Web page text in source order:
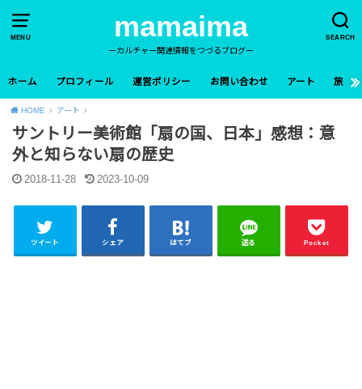
MENU SEARCH
mamaima
ーカルチャー関連情報をつづるブログー
ホーム プロフィール 運営ポリシー お問い合わせ アート 旅
HOME アート
サントリー美術館「扇の国、日本」感想：意
外と知らない扇の歴史
2018-11-28 2023-10-09
ツイート シェア はてブ 送る Pocket